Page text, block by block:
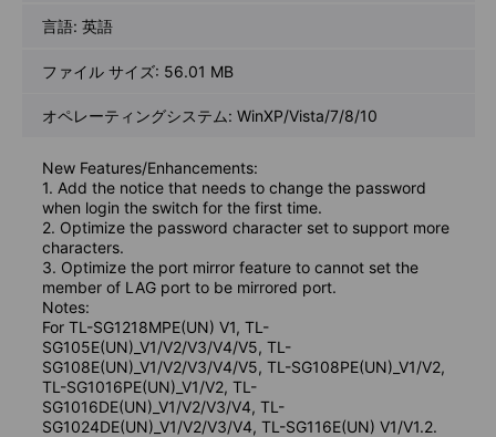
言語: 英語
ファイル サイズ: 56.01 MB
オペレーティングシステム: WinXP/Vista/7/8/10
New Features/Enhancements:
1. Add the notice that needs to change the password
when login the switch for the first time.
2. Optimize the password character set to support more
characters.
3. Optimize the port mirror feature to cannot set the
member of LAG port to be mirrored port.
Notes:
For TL-SG1218MPE(UN) V1, TL-
SG105E(UN)_V1/V2/V3/V4/V5, TL-
SG108E(UN)_V1/V2/V3/V4/V5, TL-SG108PE(UN)_V1/V2,
TL-SG1016PE(UN)_V1/V2, TL-
SG1016DE(UN)_V1/V2/V3/V4, TL-
SG1024DE(UN)_V1/V2/V3/V4, TL-SG116E(UN) V1/V1.2.